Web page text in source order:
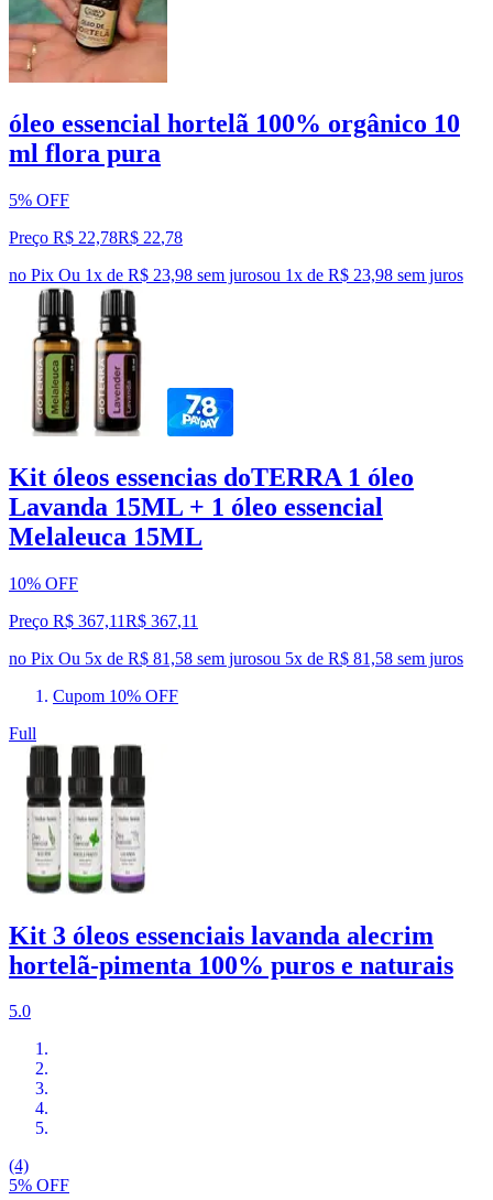
óleo essencial hortelã 100% orgânico 10
ml flora pura
5% OFF
Preço R$ 22,78R$ 22,78
no Pix Ou 1x de R$ 23,98 sem jurosou 1x de R$ 23,98 sem juros
Kit óleos essencias doTERRA 1 óleo
Lavanda 15ML + 1 óleo essencial
Melaleuca 15ML
10% OFF
Preço R$ 367,11R$ 367,11
no Pix Ou 5x de R$ 81,58 sem jurosou 5x de R$ 81,58 sem juros
Cupom 10% OFF
Full
Kit 3 óleos essenciais lavanda alecrim
hortelã-pimenta 100% puros e naturais
5.0
(4)
5% OFF